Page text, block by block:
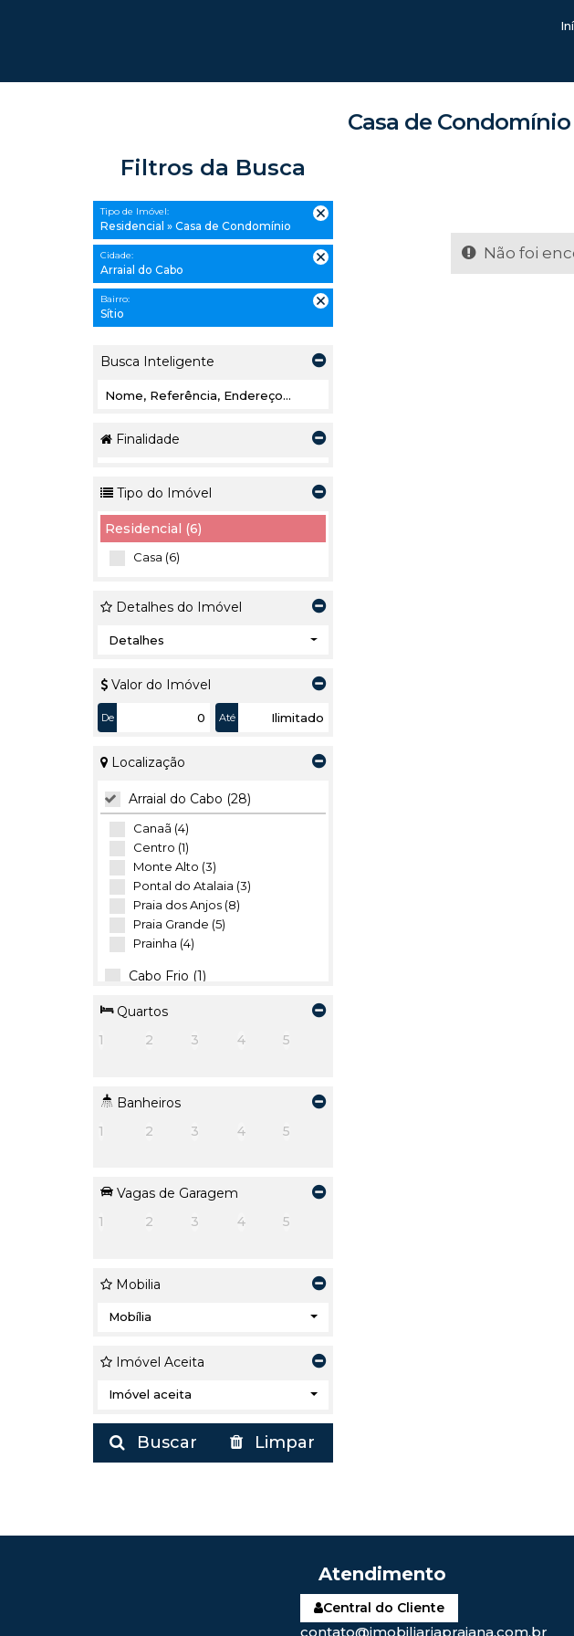
Casa de
Filtros da Busca
Tipo de Imóvel:
Residencial » Casa de Condomínio
Cidade:
Arraial do Cabo
Bairro:
Sítio
Busca Inteligente
Finalidade
Tipo do Imóvel
Residencial (6)
Casa (6)
Detalhes do Imóvel
Detalhes
Valor do Imóvel
De Até
Localização
Arraial do Cabo (28)
Canaã (4)
Centro (1)
Monte Alto (3)
Pontal do Atalaia (3)
Praia dos Anjos (8)
Praia Grande (5)
Prainha (4)
Cabo Frio (1)
Foguete (1)
Quartos
1
2 3 4 5
Banheiros
1
2 3 4 5
Vagas de Garagem
1
2 3 4 5
Mobilia
Mobília
Imóvel Aceita
Imóvel aceita
Buscar Limpar
Não foi
Central do Cliente
contato@imobiliariapraiana.com.br